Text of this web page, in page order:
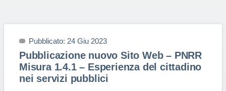
Pubblicato: 24 Giu 2023
Pubblicazione nuovo Sito Web – PNRR
Misura 1.4.1 – Esperienza del cittadino
nei servizi pubblici